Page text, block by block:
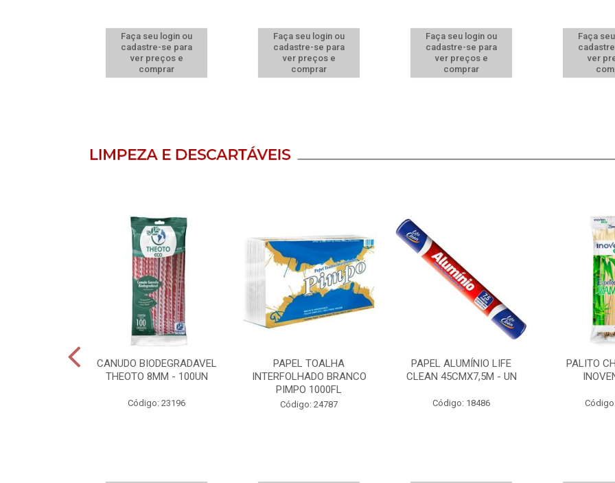
Faça seu login ou
cadastre-se para
ver preços e
comprar
Faça seu login ou
cadastre-se para
ver preços e
comprar
Faça seu login ou
cadastre-se para
ver preços e
comprar
Faça
ver
CANUDO BIODEGRADAVEL
THEOTO 8MM - 100UN
Código: 23196
PAPEL TOALHA
INTERFOLHADO BRANCO
PIMPO 1000FL
Código: 24787
PAPEL ALUMÍNIO LIFE
CLEAN 45CMX7,5M - UN
Código: 18486
PALITO